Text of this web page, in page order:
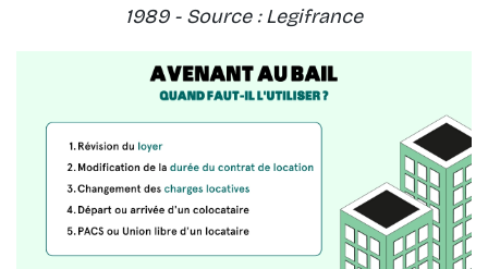
1989 - Source : Legifrance